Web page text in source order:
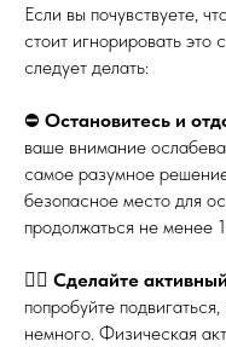
Если вы почувствуете,
стоит игнорировать это
следует делать:
⛔️ Остановитесь и
ваше внимание
самое разумное
безопасное место для
продолжаться не менее
🏋️‍♂️ Сделайте
попробуйте
немного. Физическая